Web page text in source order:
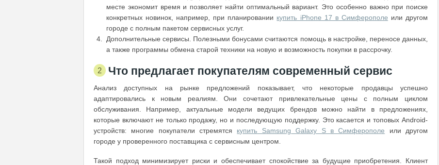
месте экономит время и позволяет найти оптимальный вариант. Это особенно важно при поиске
конкретных новинок, например, при планировании купить iPhone 17 в Симферополе или другом
городе с полным пакетом сервисных услуг.
Дополнительные сервисы. Полезными бонусами считаются помощь в настройке, переносе данных,
а также программы обмена старой техники на новую и возможность покупки в рассрочку.
Что предлагает покупателям современный сервис
Анализ доступных на рынке предложений показывает, что некоторые продавцы успешно
адаптировались к новым реалиям. Они сочетают привлекательные цены с полным циклом
обслуживания. Например, актуальные модели ведущих брендов можно найти в предложениях,
которые включают не только продажу, но и последующую поддержку. Это касается и топовых Android-
устройств: многие покупатели стремятся купить Samsung Galaxy S в Симферополе или другом
городе у проверенного поставщика с сервисным центром.
Такой подход минимизирует риски и обеспечивает спокойствие за будущие приобретения. Клиент